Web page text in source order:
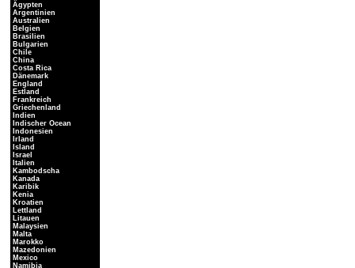
Ägypten
Argentinien
Australien
Belgien
Brasilien
Bulgarien
Chile
China
Costa Rica
Dänemark
England
Estland
Frankreich
Griechenland
Indien
Indischer Ocean
Indonesien
Irland
Island
Israel
Italien
Kambodscha
Kanada
Karibik
Kenia
Kroatien
Lettland
Litauen
Malaysien
Malta
Marokko
Mazedonien
Mexico
Namibia